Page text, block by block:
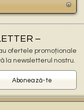
–
ofertele promoționale
la newsletterul nostru.